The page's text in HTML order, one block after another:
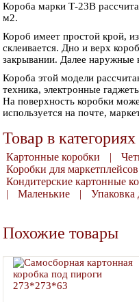
гофрокороб 135х113х65
10.00 руб.
+ шт.
В КОРЗИНУ
Короба марки Т-23В
м2.
Короб имеет простой крой,
склеивается. Дно и верх
закрывании. Далее наружные
Короба этой модели
техника, электронные
На поверхность коробки
используется на почте,
Товар в категориях
Картонные коробки |
Коробки для маркетплейсов
Кондитерские картонные
|
Маленькие | Упаковка
Похожие товары